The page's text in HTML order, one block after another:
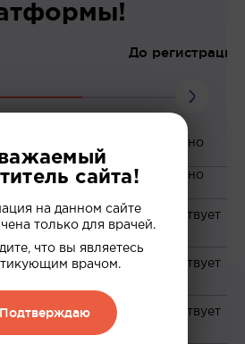
До регистрации
на
в
сайта!
на данном сайте
только для врачей.
что вы являетесь
врачом.
Подтверждаю